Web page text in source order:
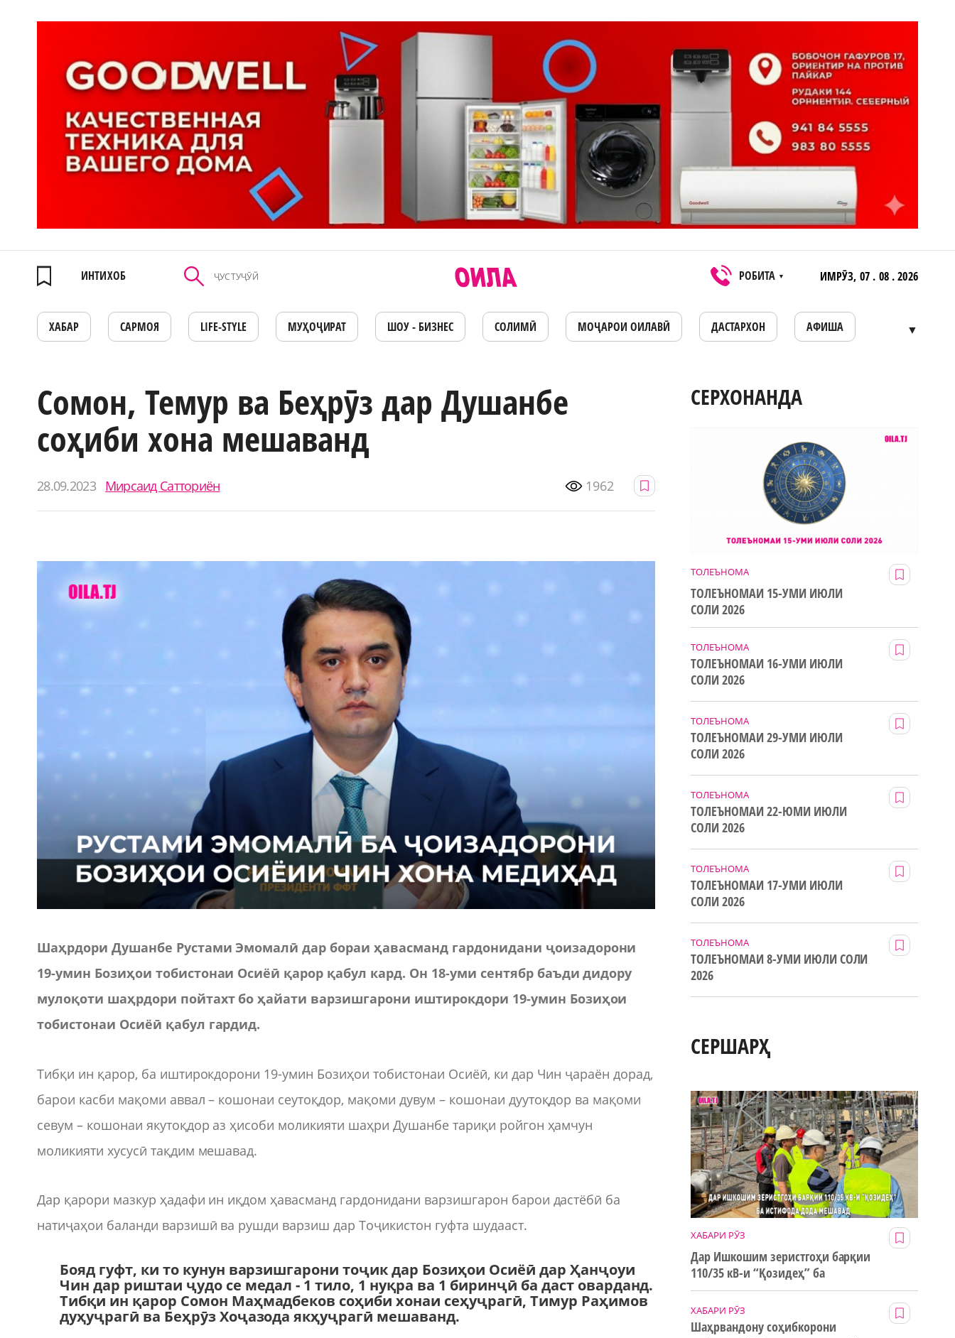
ИНТИХОБ РОБИТА ▼ ИМРӮЗ, 07 . 08 . 2026
ХАБАР САРМОЯ LIFE-STYLE МУҲОҶИРАТ ШОУ - БИЗНЕС СОЛИМӢ МОҶАРОИ ОИЛАВӢ ДАСТАРХОН АФИША ▼
Сомон, Темур ва Беҳрӯз дар Душанбе
соҳиби хона мешаванд
28.09.2023 Мирсаид Сатториён 1962
Шаҳрдори Душанбе Рустами Эмомалӣ дар бораи ҳавасманд гардонидани ҷоизадорони
19-умин Бозиҳои тобистонаи Осиёӣ қарор қабул кард. Он 18-уми сентябр баъди дидору
мулоқоти шаҳрдори пойтахт бо ҳайати варзишгарони иштирокдори 19-умин Бозиҳои
тобистонаи Осиёӣ қабул гардид.
Тибқи ин қарор, ба иштирокдорони 19-умин Бозиҳои тобистонаи Осиёӣ, ки дар Чин ҷараён дорад,
барои касби мақоми аввал – кошонаи сеутоқдор, мақоми дувум – кошонаи дуутоқдор ва мақоми
севум – кошонаи якутоқдор аз ҳисоби моликияти шаҳри Душанбе тариқи ройгон ҳамчун
моликияти хусусӣ тақдим мешавад.
Дар қарори мазкур ҳадафи ин иқдом ҳавасманд гардонидани варзишгарон барои дастёбӣ ба
натиҷаҳои баланди варзишӣ ва рушди варзиш дар Тоҷикистон гуфта шудааст.
Бояд гуфт, ки то кунун варзишгарони тоҷик дар Бозиҳои Осиёӣ дар Ҳанҷоуи
Чин дар риштаи ҷудо се медал - 1 тило, 1 нуқра ва 1 биринҷӣ ба даст оварданд.
Тибқи ин қарор Сомон Маҳмадбеков соҳиби хонаи сеҳуҷрагӣ, Тимур Раҳимов
дуҳуҷрагӣ ва Беҳрӯз Хоҷазода якҳуҷрагӣ мешаванд.
СЕРХОНАНДА
ТОЛЕЪНОМА
ТОЛЕЪНОМАИ 15-УМИ ИЮЛИ
СОЛИ 2026
ТОЛЕЪНОМА
ТОЛЕЪНОМАИ 16-УМИ ИЮЛИ
СОЛИ 2026
ТОЛЕЪНОМА
ТОЛЕЪНОМАИ 29-УМИ ИЮЛИ
СОЛИ 2026
ТОЛЕЪНОМА
ТОЛЕЪНОМАИ 22-ЮМИ ИЮЛИ
СОЛИ 2026
ТОЛЕЪНОМА
ТОЛЕЪНОМАИ 17-УМИ ИЮЛИ
СОЛИ 2026
ТОЛЕЪНОМА
ТОЛЕЪНОМАИ 8-УМИ ИЮЛИ СОЛИ
2026
СЕРШАРҲ
ХАБАРИ РӮЗ
Дар Ишкошим зеристгоҳи барқии
110/35 кВ-и “Қозидеҳ” ба
истифода дода мешавад
ХАБАРИ РӮЗ
Шаҳрвандону соҳибкорони